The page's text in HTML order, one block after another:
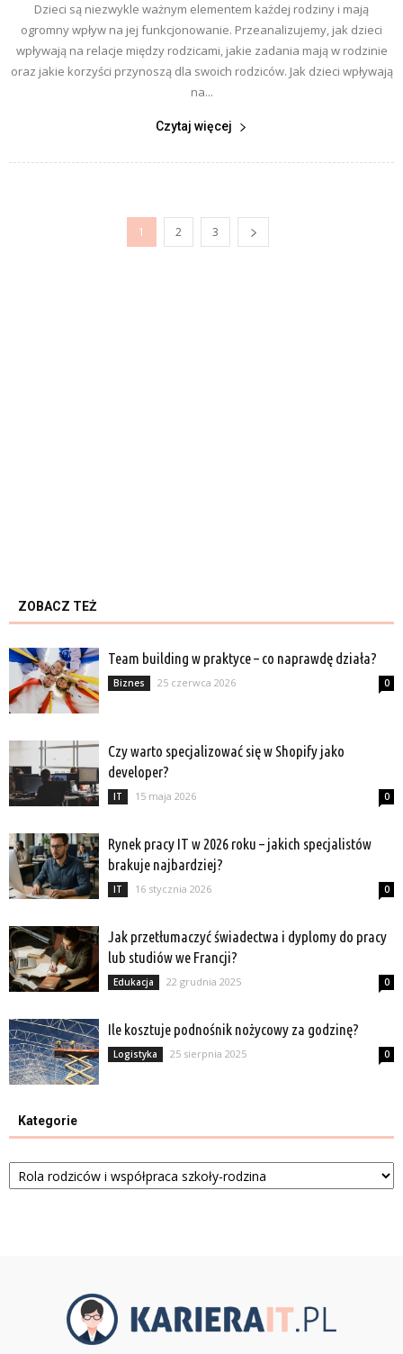
Dzieci są niezwykle ważnym elementem każdej rodziny i mają
ogromny wpływ na jej funkcjonowanie. Przeanalizujemy, jak dzieci
wpływają na relacje między rodzicami, jakie zadania mają w rodzinie
oraz jakie korzyści przynoszą dla swoich rodziców. Jak dzieci wpływają
na...
Czytaj więcej
1 2 3
ZOBACZ TEŻ
Team building w praktyce – co naprawdę działa?
Biznes 25 czerwca 2026 0
Czy warto specjalizować się w Shopify jako
developer?
IT 15 maja 2026 0
Rynek pracy IT w 2026 roku – jakich specjalistów
brakuje najbardziej?
IT 16 stycznia 2026 0
Jak przetłumaczyć świadectwa i dyplomy do pracy
lub studiów we Francji?
Edukacja 22 grudnia 2025 0
Ile kosztuje podnośnik nożycowy za godzinę?
Logistyka 25 sierpnia 2025 0
Kategorie
Kategorie